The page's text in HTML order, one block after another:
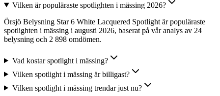
Vilken är populäraste spotlighten i mässing 2026?
Örsjö Belysning Star 6 White Lacquered Spotlight är populäraste
spotlighten i mässing i augusti 2026, baserat på vår analys av 24
belysning och 2 898 omdömen.
Vad kostar spotlight i mässing?
Vilken spotlight i mässing är billigast?
Vilken spotlight i mässing trendar just nu?